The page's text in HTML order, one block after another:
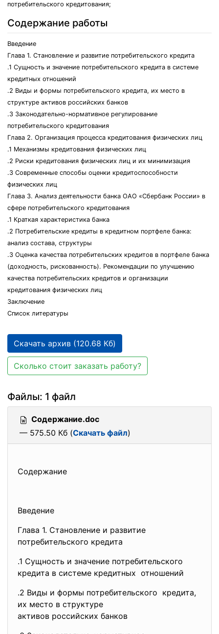
потребительского кредитования;
Содержание работы
Введение
Глава 1. Становление и развитие потребительского кредита
.1 Сущность и значение потребительского кредита в системе
кредитных отношений
.2 Виды и формы потребительского кредита, их место в
структуре активов российских банков
.3 Законодательно-нормативное регулирование
потребительского кредитования
Глава 2. Организация процесса кредитования физических лиц
.1 Механизмы кредитования физических лиц
.2 Риски кредитования физических лиц и их минимизация
.3 Современные способы оценки кредитоспособности
физических лиц
Глава 3. Анализ деятельности банка ОАО «Сбербанк России» в
сфере потребительского кредитования
.1 Краткая характеристика банка
.2 Потребительские кредиты в кредитном портфеле банка:
анализ состава, структуры
.3 Оценка качества потребительских кредитов в портфеле банка
(доходность, рискованность). Рекомендации по улучшению
качества потребительских кредитов и организации
кредитования физических лиц
Заключение
Список литературы
Скачать архив (120.68 Кб)
Сколько стоит заказать работу?
Файлы: 1 файл
Содержание.doc
— 575.50 Кб (Скачать файл)
Содержание
Введение
Глава 1. Становление и развитие
потребительского кредита
.1 Сущность и значение потребительского
кредита в системе кредитных отношений
.2 Виды и формы потребительского кредита,
их место в структуре
активов российских банков